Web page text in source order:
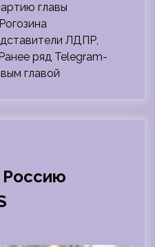
главы
ЛДПР,
ряд Telegram-
главой
Россию